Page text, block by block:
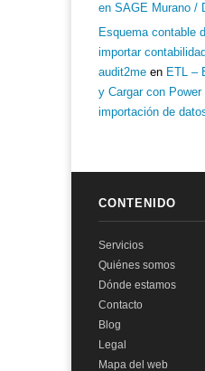
en SAGE Murano /
Esquema contable
importar
audit2me en ETL –
y Cargar con Power
importación de
CONTENIDO
Servicios
Quiénes somos
Dónde estamos
Contacto
Blog
Legal
Mapa del web